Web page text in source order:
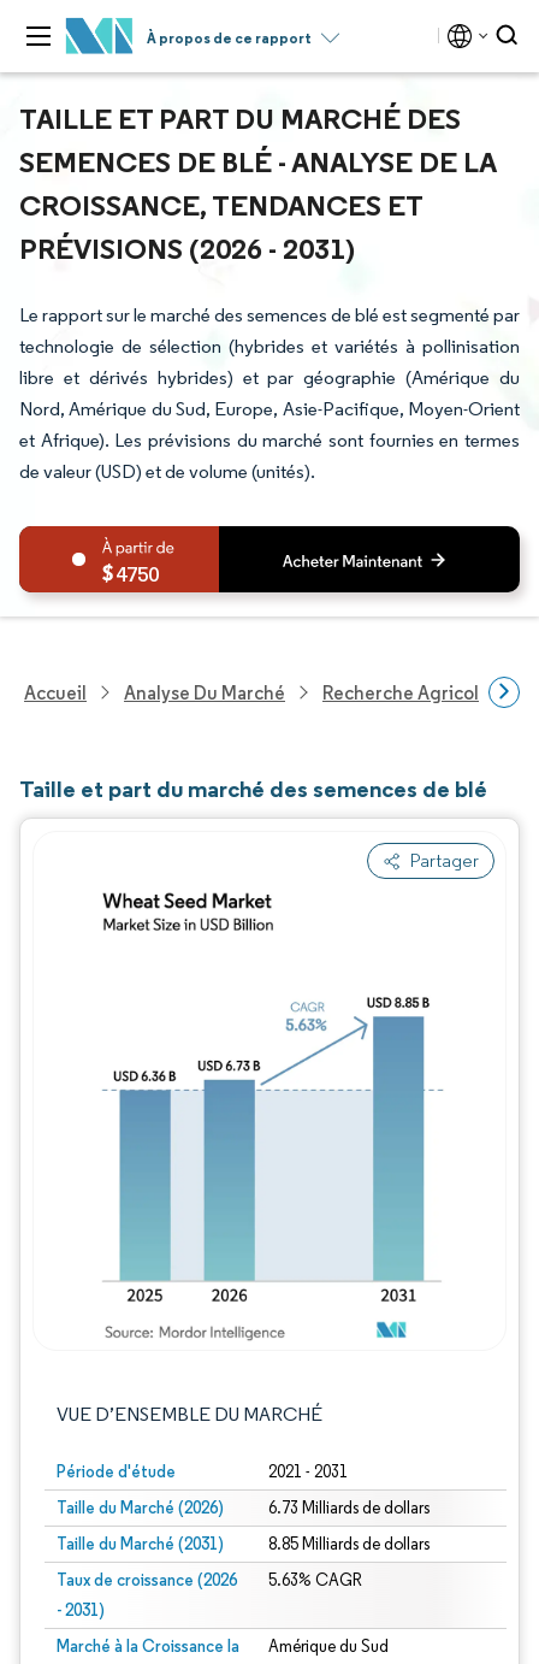
À propos de ce rapport
TAILLE ET PART DU MARCHÉ DES
SEMENCES DE BLÉ - ANALYSE DE LA
CROISSANCE, TENDANCES ET
PRÉVISIONS (2026 - 2031)
Le rapport sur le marché des semences de blé est segmenté par
technologie de sélection (hybrides et variétés à pollinisation
libre et dérivés hybrides) et par géographie (Amérique du
Nord, Amérique du Sud, Europe, Asie-Pacifique, Moyen-Orient
et Afrique). Les prévisions du marché sont fournies en termes
de valeur (USD) et de volume (unités).
4750
Accueil Analyse Du Marché Recherche Agricole
Taille et part du marché des semences de blé
Partager
VUE D’ENSEMBLE DU MARCHÉ
Période d'étude 2021 - 2031
Taille du Marché (2026) 6.73 Milliards de dollars
Taille du Marché (2031) 8.85 Milliards de dollars
Taux de croissance (2026
- 2031)
5.63% CAGR
Marché à la Croissance la
Amérique du Sud